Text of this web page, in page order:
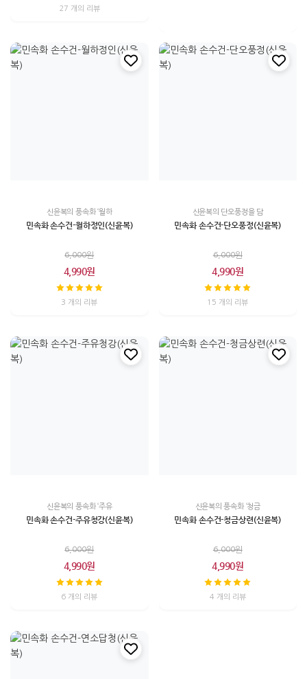
27 개의 리뷰
신윤복의 풍속화 ‘월하
민속화 손수건-월하정인(신윤복)
6,000원
4,990원
3 개의 리뷰
신윤복의 단오풍정을 담
민속화 손수건-단오풍정(신윤복)
6,000원
4,990원
15 개의 리뷰
신윤복의 풍속화 ‘주유
민속화 손수건-주유청강(신윤복)
6,000원
4,990원
6 개의 리뷰
신윤복의 풍속화 ‘청금
민속화 손수건-청금상련(신윤복)
6,000원
4,990원
4 개의 리뷰